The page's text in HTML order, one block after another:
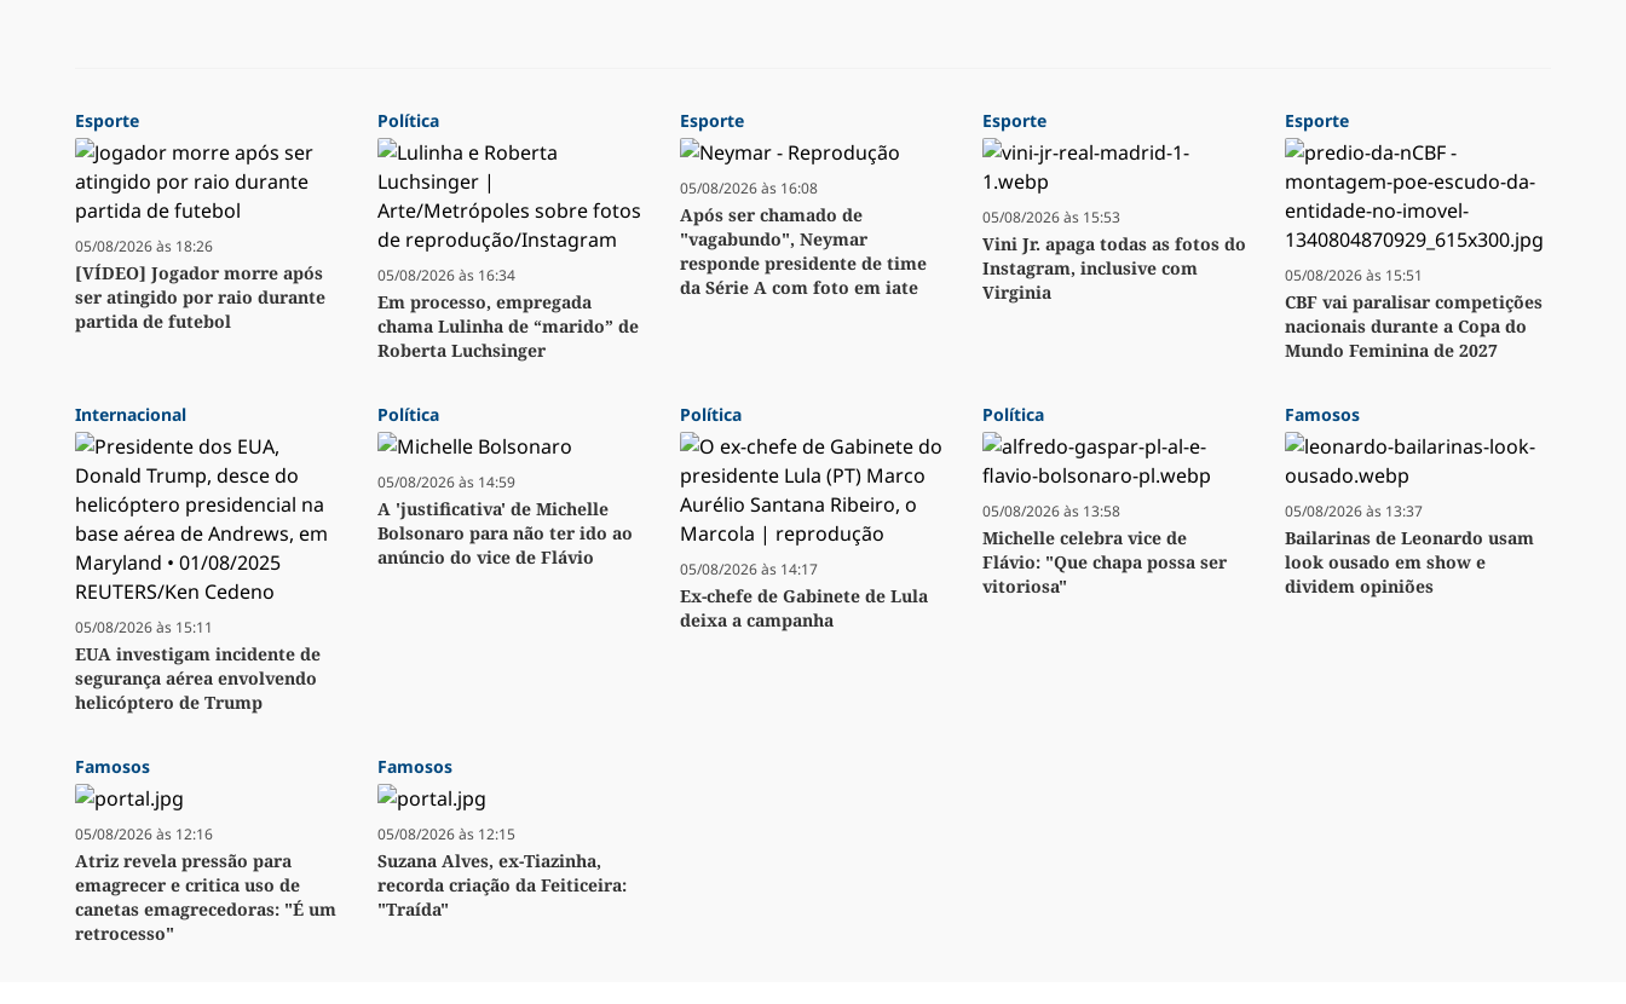
Esporte
05/08/2026 às 18:26
[VÍDEO] Jogador morre após
ser atingido por raio durante
partida de futebol
Política
05/08/2026 às 16:34
Em processo, empregada
chama Lulinha de “marido” de
Roberta Luchsinger
Esporte
05/08/2026 às 16:08
Após ser chamado de
"vagabundo", Neymar
responde presidente de time
da Série A com foto em iate
Esporte
05/08/2026 às 15:53
Vini Jr. apaga todas as fotos do
Instagram, inclusive com
Virginia
Esporte
05/08/2026 às 15:51
CBF vai paralisar competições
nacionais durante a Copa do
Mundo Feminina de 2027
Internacional
05/08/2026 às 15:11
EUA investigam incidente de
segurança aérea envolvendo
helicóptero de Trump
Política
05/08/2026 às 14:59
A 'justificativa' de Michelle
Bolsonaro para não ter ido ao
anúncio do vice de Flávio
Política
05/08/2026 às 14:17
Ex-chefe de Gabinete de Lula
deixa a campanha
Política
05/08/2026 às 13:58
Michelle celebra vice de
Flávio: "Que chapa possa ser
vitoriosa"
Famosos
05/08/2026 às 13:37
Bailarinas de Leonardo usam
look ousado em show e
dividem opiniões
Famosos
05/08/2026 às 12:16
Atriz revela pressão para
emagrecer e critica uso de
canetas emagrecedoras: "É um
retrocesso"
Famosos
05/08/2026 às 12:15
Suzana Alves, ex-Tiazinha,
recorda criação da Feiticeira:
"Traída"